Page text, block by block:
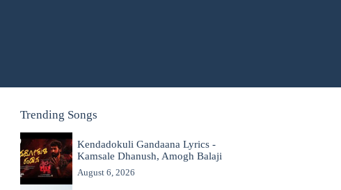
Trending Songs
Kendadokuli Gandaana Lyrics -
Kamsale Dhanush, Amogh Balaji
August 6, 2026